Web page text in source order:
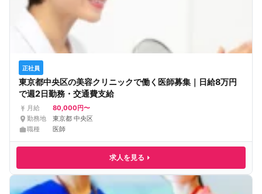
正社員
東京都中央区の美容クリニックで働く医師募集｜日給8万円
で週2日勤務・交通費支給
月給 80,000円〜
勤務地
東京都 中央区
職種
医師
求人を見る